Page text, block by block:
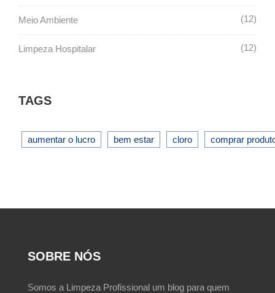
Meio Ambiente 12
Limpeza Hospitalar 12
TAGS
aumentar o lucro bem estar cloro comprar
SOBRE NÓS
Somos a Limpeza Profissional um blog para quem